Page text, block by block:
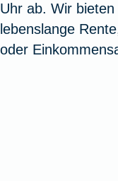
Uhr ab. Wir
lebenslange
oder